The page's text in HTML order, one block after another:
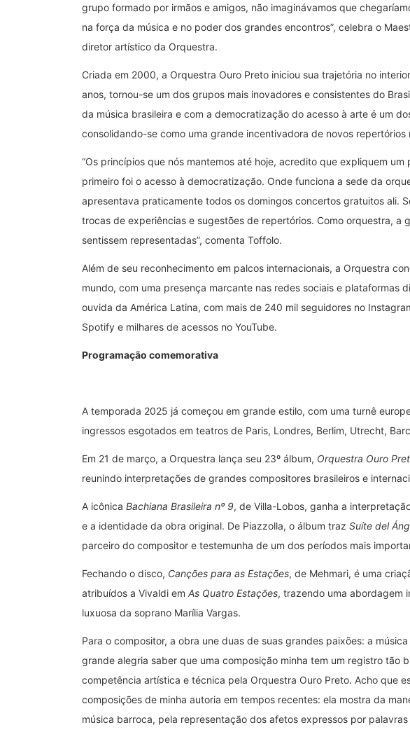
grupo formado por irmãos e amigos, não imaginávamos que
na força da música e no poder dos grandes encontros”, celebra o
diretor artístico da Orquestra.
Criada em 2000, a Orquestra Ouro Preto iniciou sua trajetória no
anos, tornou-se um dos grupos mais inovadores e consistentes do
da música brasileira e com a democratização do acesso à arte é um
consolidando-se como uma grande incentivadora de novos repertórios
“Os princípios que nós mantemos até hoje, acredito que expliquem
primeiro foi o acesso à democratização. Onde funciona a sede da
apresentava praticamente todos os domingos concertos gratuitos ali.
trocas de experiências e sugestões de repertórios. Como orquestra, a
sentissem representadas”, comenta Toffolo.
Além de seu reconhecimento em palcos internacionais, a Orquestra
mundo, com uma presença marcante nas redes sociais e plataformas
ouvida da América Latina, com mais de 240 mil seguidores no
Spotify e milhares de acessos no YouTube.
Programação comemorativa
A temporada 2025 já começou em grande estilo, com uma turnê
ingressos esgotados em teatros de Paris, Londres, Berlim, Utrecht,
Em 21 de março, a Orquestra lança seu 23º álbum, Orquestra Ouro
reunindo interpretações de grandes compositores brasileiros e
A icônica Bachiana Brasileira nº 9, de Villa-Lobos, ganha a
e a identidade da obra original. De Piazzolla, o álbum traz Suíte del
parceiro do compositor e testemunha de um dos períodos mais
Fechando o disco, Canções para as Estações, de Mehmari, é uma
atribuídos a Vivaldi em As Quatro Estações, trazendo uma abordagem
luxuosa da soprano Marília Vargas.
Para o compositor, a obra une duas de suas grandes paixões: a
grande alegria saber que uma composição minha tem um registro tão
competência artística e técnica pela Orquestra Ouro Preto. Acho que
composições de minha autoria em tempos recentes: ela mostra da
música barroca, pela representação dos afetos expressos por palavras